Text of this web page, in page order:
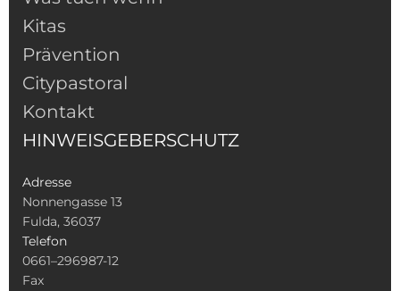
Kitas
Prävention
Citypastoral
Kontakt
HINWEISGEBERSCHUTZ
Adresse
Nonnengasse 13
Fulda, 36037
Telefon
0661–296987-12
Fax